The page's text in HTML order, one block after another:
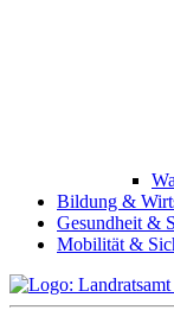
Bildung &
Gesundheit &
Mobilität &